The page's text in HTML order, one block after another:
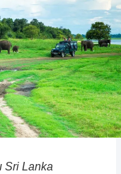
Sri Lanka